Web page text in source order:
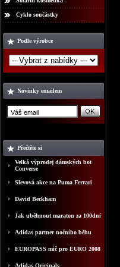
Cyklo součástky
Podle výrobce
Novinky emailem
Přečtěte si
Velká výprodej dámských bot
Converse
Slevová akce na Puma Ferrari
David Beckham
Jak uběhnout maraton za 100dní
Adidas partner nočního běhu
EUROPASS mič pro EURO 2008
Adidas Originals